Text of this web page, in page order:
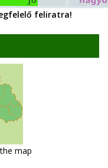
feliratra!
map